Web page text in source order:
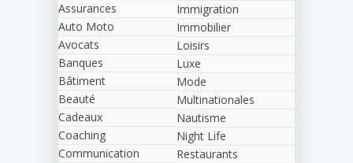
Assurances
Auto Moto
Avocats
Banques
Bâtiment
Beauté
Cadeaux
Coaching
Communication
Immigration
Immobilier
Loisirs
Luxe
Mode
Multinationales
Nautisme
Night Life
Restaurants